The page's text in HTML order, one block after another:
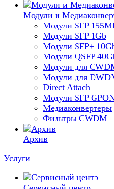
Модули и
Модули SFP
Модули SFP 1Gb
Модули SFP+
Модули QSFP
Модули для
Модули для
Direct Attach
Модули SFP
Медиаконвертеры
Фильтры CWDM
Архив
Услуги